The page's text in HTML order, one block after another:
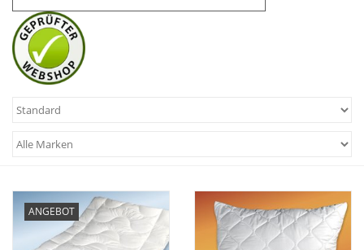
Mode & Accessoires
Edles aus Cashmere
Geschenkideen und
Gutscheine
ANGEBOT